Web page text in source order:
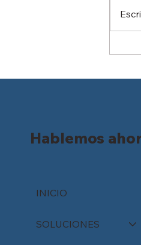
INICIO
SOLUCIONES
Hablemos